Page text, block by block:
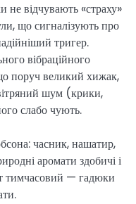
не відчувають «страху»
що сигналізують про
тригер.
вібраційного
поруч великий хижак,
шум (крики,
слабо чують.
часник, нашатир,
аромати здобичі і
тимчасовий — гадюки